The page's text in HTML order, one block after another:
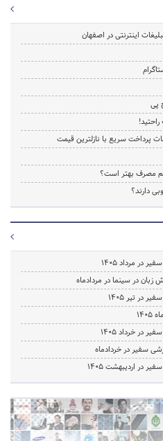
اینترنتی در اصفهان
پرداخت سریع با نازلترین قیمت
مصرف بهتر است؟
دارند؟
در مرداد 1405
زبان در سینما در مردادماه
در تیر 1405
در خرداد 1405
سفیر در خردادماه
در اردیبهشت 1405